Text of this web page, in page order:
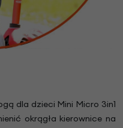
dla dzieci Mini Micro 3in1
okrągła kierownice na